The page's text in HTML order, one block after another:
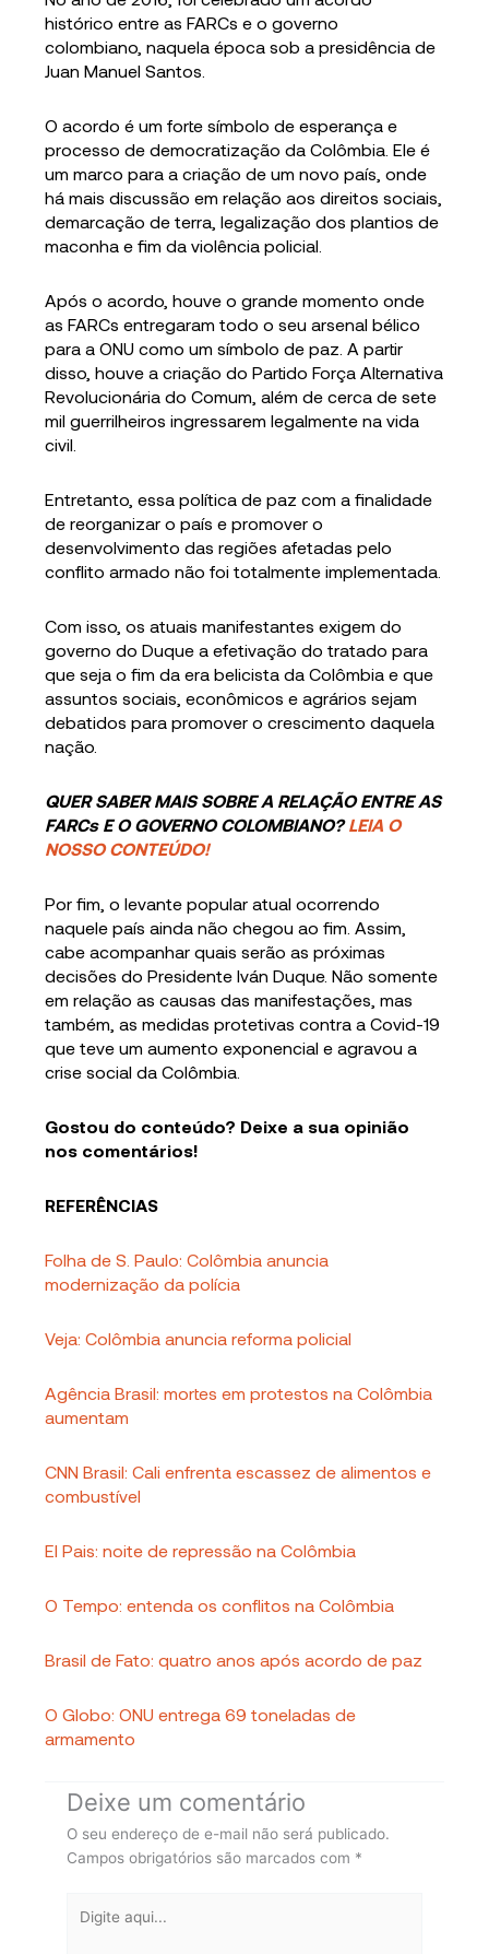
histórico entre as FARCs e o governo
colombiano, naquela época sob a presidência de
Juan Manuel Santos.
O acordo é um forte símbolo de esperança e
processo de democratização da Colômbia. Ele é
um marco para a criação de um novo país, onde
há mais discussão em relação aos direitos sociais,
demarcação de terra, legalização dos plantios de
maconha e fim da violência policial.
Após o acordo, houve o grande momento onde
as FARCs entregaram todo o seu arsenal bélico
para a ONU como um símbolo de paz. A partir
disso, houve a criação do Partido Força Alternativa
Revolucionária do Comum, além de cerca de sete
mil guerrilheiros ingressarem legalmente na vida
civil.
Entretanto, essa política de paz com a finalidade
de reorganizar o país e promover o
desenvolvimento das regiões afetadas pelo
conflito armado não foi totalmente implementada.
Com isso, os atuais manifestantes exigem do
governo do Duque a efetivação do tratado para
que seja o fim da era belicista da Colômbia e que
assuntos sociais, econômicos e agrários sejam
debatidos para promover o crescimento daquela
nação.
QUER SABER MAIS SOBRE A RELAÇÃO ENTRE AS
FARCs E O GOVERNO COLOMBIANO?LEIA O
NOSSO CONTEÚDO!
Por fim, o levante popular atual ocorrendo
naquele país ainda não chegou ao fim. Assim,
cabe acompanhar quais serão as próximas
decisões do Presidente Iván Duque. Não somente
em relação as causas das manifestações, mas
também, as medidas protetivas contra a Covid-19
que teve um aumento exponencial e agravou a
crise social da Colômbia.
Gostou do conteúdo? Deixe a sua opinião
nos comentários!
REFERÊNCIAS
Folha de S. Paulo: Colômbia anuncia
modernização da polícia
Veja: Colômbia anuncia reforma policial
Agência Brasil: mortes em protestos na Colômbia
aumentam
CNN Brasil: Cali enfrenta escassez de alimentos e
combustível
El Pais: noite de repressão na Colômbia
O Tempo: entenda os conflitos na Colômbia
Brasil de Fato: quatro anos após acordo de paz
O Globo: ONU entrega 69 toneladas de
armamento
Deixe um comentário
O seu endereço de e-mail não será publicado.
Campos obrigatórios são marcados com *
aqui...